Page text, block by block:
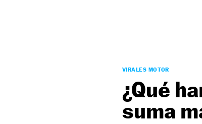
VIRALES MOTOR
¿Qué
suma